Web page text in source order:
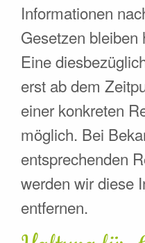
Informationen
Gesetzen bleiben
Eine
erst ab dem
einer konkreten
möglich. Bei
entsprechenden
werden wir diese
entfernen.